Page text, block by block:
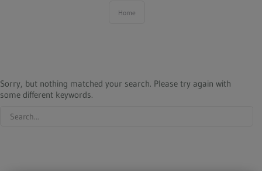
Termin online buchenHome
Sorry, but nothing matched your search. Please try again with
some different keywords.